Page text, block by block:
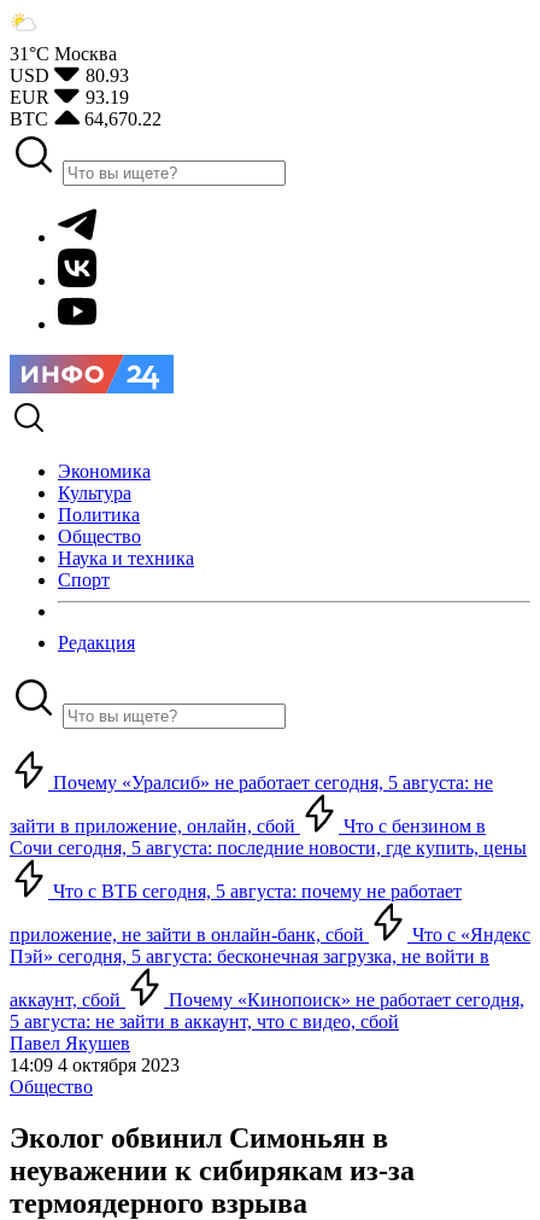
31°С Москва
USD
80.93
EUR
93.19
BTC
64,670.22
Экономика
Культура
Политика
Общество
Наука и техника
Спорт
Редакция
Почему «Уралсиб» не работает сегодня, 5 августа: не
зайти в приложение, онлайн, сбой
Что с бензином в
Сочи сегодня, 5 августа: последние новости, где купить, цены
Что с ВТБ сегодня, 5 августа: почему не работает
приложение, не зайти в онлайн-банк, сбой
Что с «Яндекс
Пэй» сегодня, 5 августа: бесконечная загрузка, не войти в
аккаунт, сбой
Почему «Кинопоиск» не работает сегодня,
5 августа: не зайти в аккаунт, что с видео, сбой
Павел Якушев
14:09 4 октября 2023
Общество
Эколог обвинил Симоньян в
неуважении к сибирякам из-за
термоядерного взрыва